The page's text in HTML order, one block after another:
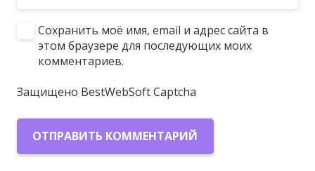
Сохранить моё имя, email и адрес сайта в
этом браузере для последующих моих
комментариев.
Защищено BestWebSoft Captcha
ОТПРАВИТЬ КОММЕНТАРИЙ